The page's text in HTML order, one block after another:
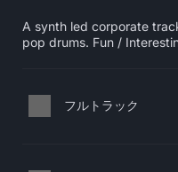
A synth led corporate
pop drums. Fun /
フルトラック